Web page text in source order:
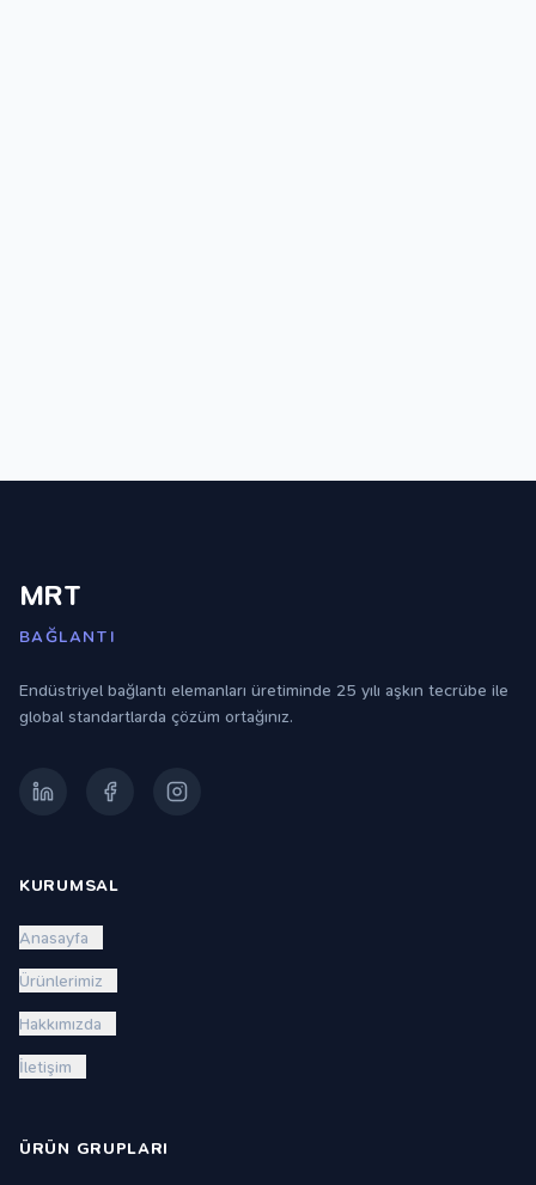
MRT
BAĞLANTI
Endüstriyel bağlantı elemanları üretiminde 25 yılı aşkın tecrübe ile
global standartlarda çözüm ortağınız.
KURUMSAL
Anasayfa
Ürünlerimiz
Hakkımızda
İletişim
ÜRÜN GRUPLARI